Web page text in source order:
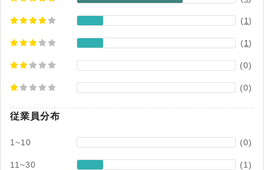
(1)
(1)
(0)
(0)
従業員分布
1~10 (0)
11~30 (1)